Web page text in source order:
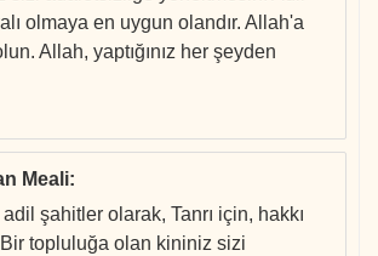
olmaya en uygun olandır. Allah'a
Allah, yaptığınız her şeyden
Meali:
şahitler olarak, Tanrı için, hakkı
topluluğa olan kininiz sizi